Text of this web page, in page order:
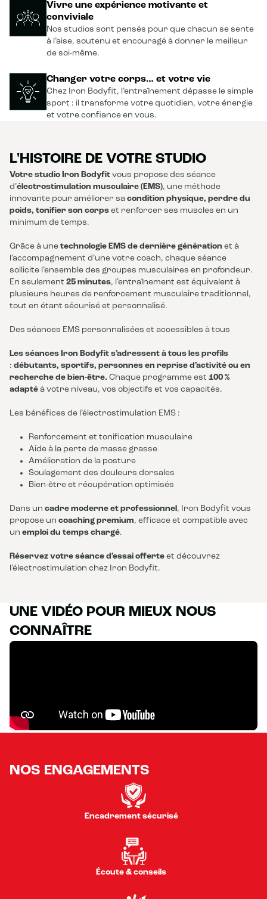
Vivre une expérience motivante et
conviviale
Nos studios sont pensés pour que chacun se sente
à l’aise, soutenu et encouragé à donner le meilleur
de soi-même.
Changer votre corps… et votre vie
Chez Iron Bodyfit, l’entraînement dépasse le simple
sport : il transforme votre quotidien, votre énergie
et votre confiance en vous.
L'HISTOIRE DE VOTRE STUDIO
Votre studio Iron Bodyfit vous propose des séance
d’électrostimulation musculaire (EMS), une méthode
innovante pour améliorer sa condition physique, perdre du
poids, tonifier son corps et renforcer ses muscles en un
minimum de temps.
Grâce à une technologie EMS de dernière génération et à
l’accompagnement d’une votre coach, chaque séance
sollicite l’ensemble des groupes musculaires en profondeur.
En seulement 25 minutes, l’entraînement est équivalent à
plusieurs heures de renforcement musculaire traditionnel,
tout en étant sécurisé et personnalisé.
Des séances EMS personnalisées et accessibles à tous
Les séances Iron Bodyfit s’adressent à tous les profils
: débutants, sportifs, personnes en reprise d’activité ou en
recherche de bien-être. Chaque programme est 100 %
adapté à votre niveau, vos objectifs et vos capacités.
Les bénéfices de l’électrostimulation EMS :
Renforcement et tonification musculaire
Aide à la perte de masse grasse
Amélioration de la posture
Soulagement des douleurs dorsales
Bien-être et récupération optimisés
Dans un cadre moderne et professionnel , Iron Bodyfit vous
propose un coaching premium, efficace et compatible avec
un emploi du temps chargé.
Réservez votre séance d’essai offerte et découvrez
l’électrostimulation chez Iron Bodyfit.
UNE VIDÉO POUR MIEUX NOUS
CONNAÎTRE
NOS ENGAGEMENTS
Encadrement sécurisé
Écoute & conseils